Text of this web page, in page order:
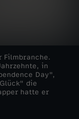
in
Day",
die
hatte er